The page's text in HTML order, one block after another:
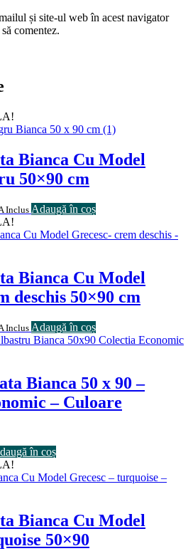
și site-ul web în acest navigator
comentez.
Bianca Cu Model
50×90 cm
Inclus Adaugă în coș
Bianca Cu Model
deschis 50×90 cm
Inclus Adaugă în coș
Bianca 50 x 90 –
– Culoare
în coș
Bianca Cu Model
50×90